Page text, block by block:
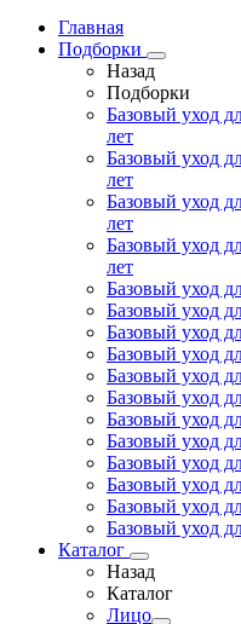
Главная
Подборки
Назад
Подборки
Базовый уход
лет
Базовый уход
лет
Базовый уход
лет
Базовый уход
лет
Базовый уход
Базовый уход
Базовый уход
Базовый уход
Базовый уход
Базовый уход
Базовый уход
Базовый уход
Базовый уход
Базовый уход
Базовый уход
Базовый уход
Каталог
Назад
Каталог
Лицо